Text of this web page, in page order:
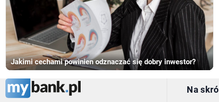
Jakimi cechami powinien odznaczać się dobry inwestor?
Na